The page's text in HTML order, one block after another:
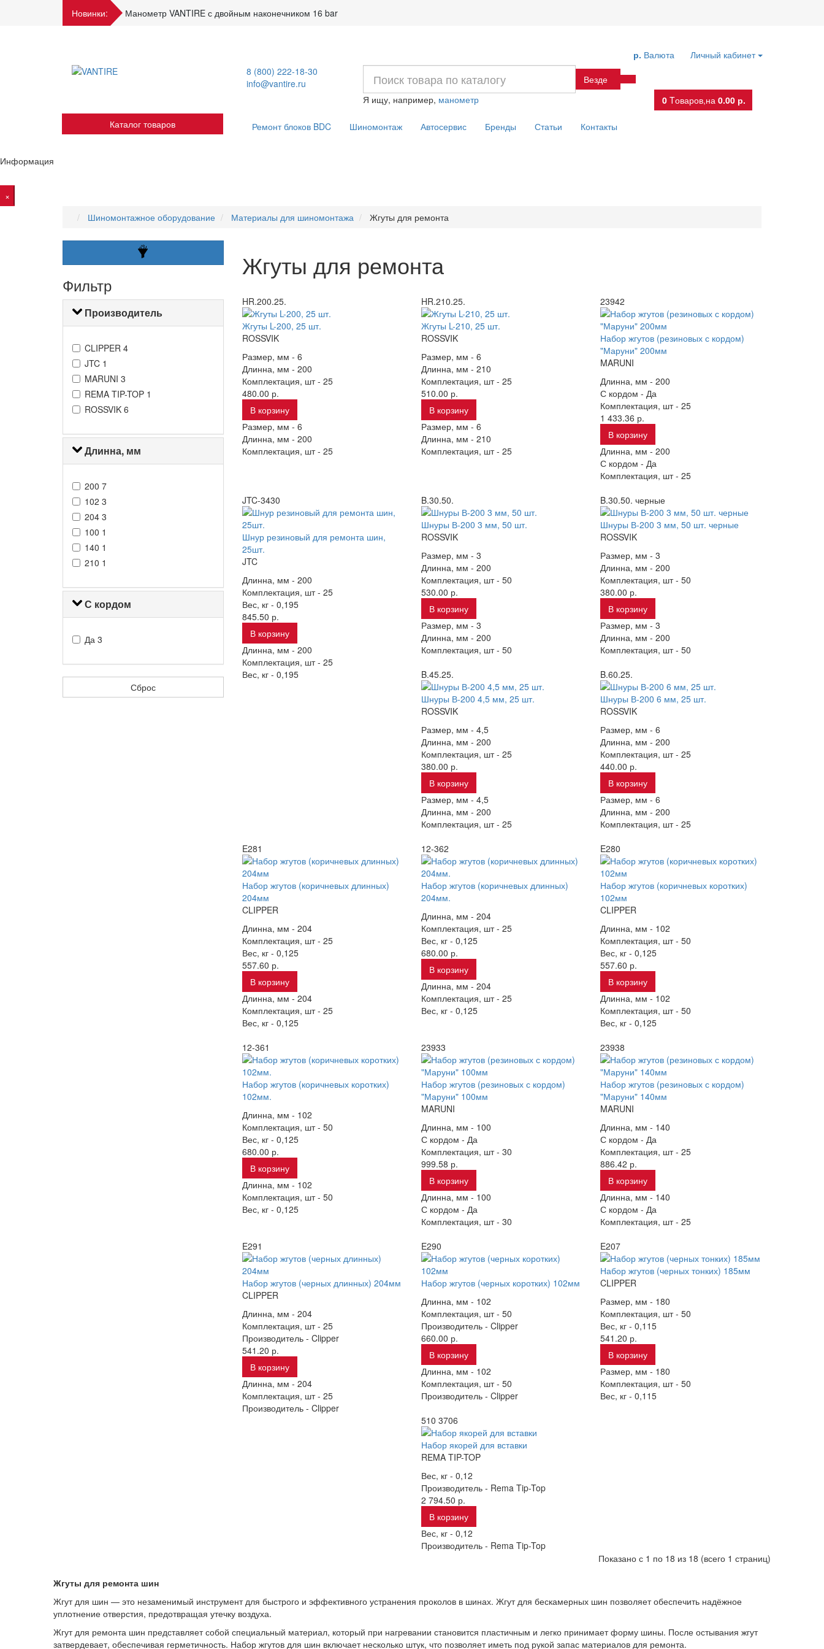
Новинки: Манометр VANTIRE для спецтехники 16 Bar
Личный кабинет
р. Валюта
8 (800) 222-18-30
info@vantire.ru
Везде
Я ищу, например, манометр 0 Tоваров,на 0.00 р.
Каталог товаров
Ремонт блоков BDC Шиномонтаж Автосервис Бренды Статьи Контакты
Информация
×
Шиномонтажное оборудование
Материалы для шиномонтажа Жгуты для ремонта
Фильтр
Производитель
CLIPPER 4
JTC 1
MARUNI 3
REMA TIP-TOP 1
ROSSVIK 6
Длинна, мм
200 7
102 3
204 3
100 1
140 1
210 1
С кордом
Да 3
Сброс
Жгуты для ремонта
HR.200.25.
Жгуты L-200, 25 шт.
ROSSVIK
Размер, мм - 6
Длинна, мм - 200
Комплектация, шт - 25
480.00 р.
В корзину
Размер, мм - 6
Длинна, мм - 200
Комплектация, шт - 25
HR.210.25.
Жгуты L-210, 25 шт.
ROSSVIK
Размер, мм - 6
Длинна, мм - 210
Комплектация, шт - 25
510.00 р.
В корзину
Размер, мм - 6
Длинна, мм - 210
Комплектация, шт - 25
23942
Набор жгутов (резиновых с кордом)
"Маруни" 200мм
MARUNI
Длинна, мм -200
С кордом -Да
Комплектация, шт -25
1 433.36 р.
В корзину
Длинна, мм -200
С кордом -Да
Комплектация, шт -25
JTC-3430
Шнур резиновый для ремонта шин,
25шт.
JTC
Длинна, мм - 200
Комплектация, шт - 25
Вес, кг - 0,195
845.50 р.
В корзину
Длинна, мм - 200
Комплектация, шт - 25
Вес, кг - 0,195
B.30.50.
Шнуры В-200 3 мм, 50 шт.
ROSSVIK
Размер, мм - 3
Длинна, мм - 200
Комплектация, шт - 50
530.00 р.
В корзину
Размер, мм - 3
Длинна, мм - 200
Комплектация, шт - 50
B.30.50. черные
Шнуры В-200 3 мм, 50 шт. черные
ROSSVIK
Размер, мм -3
Длинна, мм -200
Комплектация, шт -50
380.00 р.
В корзину
Размер, мм -3
Длинна, мм -200
Комплектация, шт -50
B.45.25.
Шнуры В-200 4,5 мм, 25 шт.
ROSSVIK
Размер, мм - 4,5
Длинна, мм - 200
Комплектация, шт - 25
380.00 р.
В корзину
Размер, мм - 4,5
Длинна, мм - 200
Комплектация, шт - 25
B.60.25.
Шнуры В-200 6 мм, 25 шт.
ROSSVIK
Размер, мм -6
Длинна, мм -200
Комплектация, шт -25
440.00 р.
В корзину
Размер, мм -6
Длинна, мм -200
Комплектация, шт -25
E281
Набор жгутов (коричневых длинных)
204мм
CLIPPER
Длинна, мм - 204
Комплектация, шт - 25
Вес, кг - 0,125
557.60 р.
В корзину
Длинна, мм - 204
Комплектация, шт - 25
Вес, кг - 0,125
12-362
Набор жгутов (коричневых длинных)
204мм.
Длинна, мм - 204
Комплектация, шт - 25
Вес, кг - 0,125
680.00 р.
В корзину
Длинна, мм - 204
Комплектация, шт - 25
Вес, кг - 0,125
E280
Набор жгутов (коричневых коротких)
102мм
CLIPPER
Длинна, мм - 102
Комплектация, шт -50
Вес, кг -0,125
557.60 р.
В корзину
Длинна, мм - 102
Комплектация, шт -50
Вес, кг -0,125
12-361
Набор жгутов (коричневых коротких)
102мм.
Длинна, мм - 102
Комплектация, шт - 50
Вес, кг - 0,125
680.00 р.
В корзину
Длинна, мм - 102
Комплектация, шт - 50
Вес, кг - 0,125
23933
Набор жгутов (резиновых с кордом)
"Маруни" 100мм
MARUNI
Длинна, мм - 100
С кордом - Да
Комплектация, шт - 30
999.58 р.
В корзину
Длинна, мм - 100
С кордом - Да
Комплектация, шт - 30
23938
Набор жгутов (резиновых с кордом)
"Маруни" 140мм
MARUNI
Длинна, мм - 140
С кордом -Да
Комплектация, шт -25
886.42 р.
В корзину
Длинна, мм - 140
С кордом -Да
Комплектация, шт -25
E291
Набор жгутов (черных длинных) 204мм
CLIPPER
Длинна, мм - 204
Комплектация, шт - 25
Производитель - Clipper
541.20 р.
В корзину
Длинна, мм - 204
Комплектация, шт - 25
Производитель - Clipper
E290
Набор жгутов (черных коротких) 102мм
Длинна, мм - 102
Комплектация, шт - 50
Производитель - Clipper
660.00 р.
В корзину
Длинна, мм - 102
Комплектация, шт - 50
Производитель - Clipper
E207
Набор жгутов (черных тонких) 185мм
CLIPPER
Размер, мм - 180
Комплектация, шт -50
Вес, кг -0,115
541.20 р.
В корзину
Размер, мм - 180
Комплектация, шт -50
Вес, кг -0,115
510 3706
Набор якорей для вставки
REMA TIP-TOP
Вес, кг - 0,12
Производитель - Rema Tip-Top
2 794.50 р.
В корзину
Вес, кг - 0,12
Производитель - Rema Tip-Top
Показано с 1 по 18 из 18 (всего 1 страниц)
Жгуты для ремонта шин
Жгут для шин — это незаменимый инструмент для быстрого и эффективного устранения проколов в шинах. Жгут для бескамерных шин позволяет обеспечить надёжное
уплотнение отверстия, предотвращая утечку воздуха.
Жгут для ремонта шин представляет собой специальный материал, который при нагревании становится пластичным и легко принимает форму шины. После остывания жгут
затвердевает, обеспечивая герметичность. Набор жгутов для шин включает несколько штук, что позволяет иметь под рукой запас материалов для ремонта.